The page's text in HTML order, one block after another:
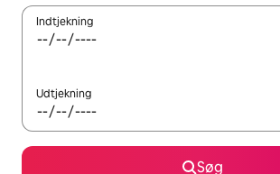
Indtjekning
Udtjekning
Søg